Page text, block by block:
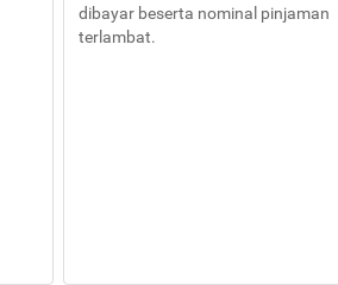
dibayar beserta nominal pinjaman
terlambat.